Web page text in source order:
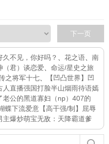
下一页
久不见，你好吗？ 花之语
南
（君）谈恋爱
命运/星史之旅
之将军十七
【凹凸世界】凹
人直播强国打脸半山烟雨待语嫣
老公的黑道寡妇（np） 407的
蝶下流爱意【高干强/制】
屈辱
主爆炒萌宝无敌：天降霸道爹